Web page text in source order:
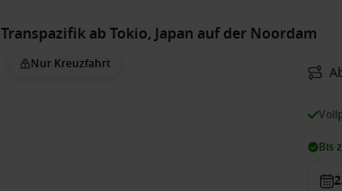
Transpazifik ab Tokio, Japan auf der Noordam
Nur Kreuzfahrt
Bis